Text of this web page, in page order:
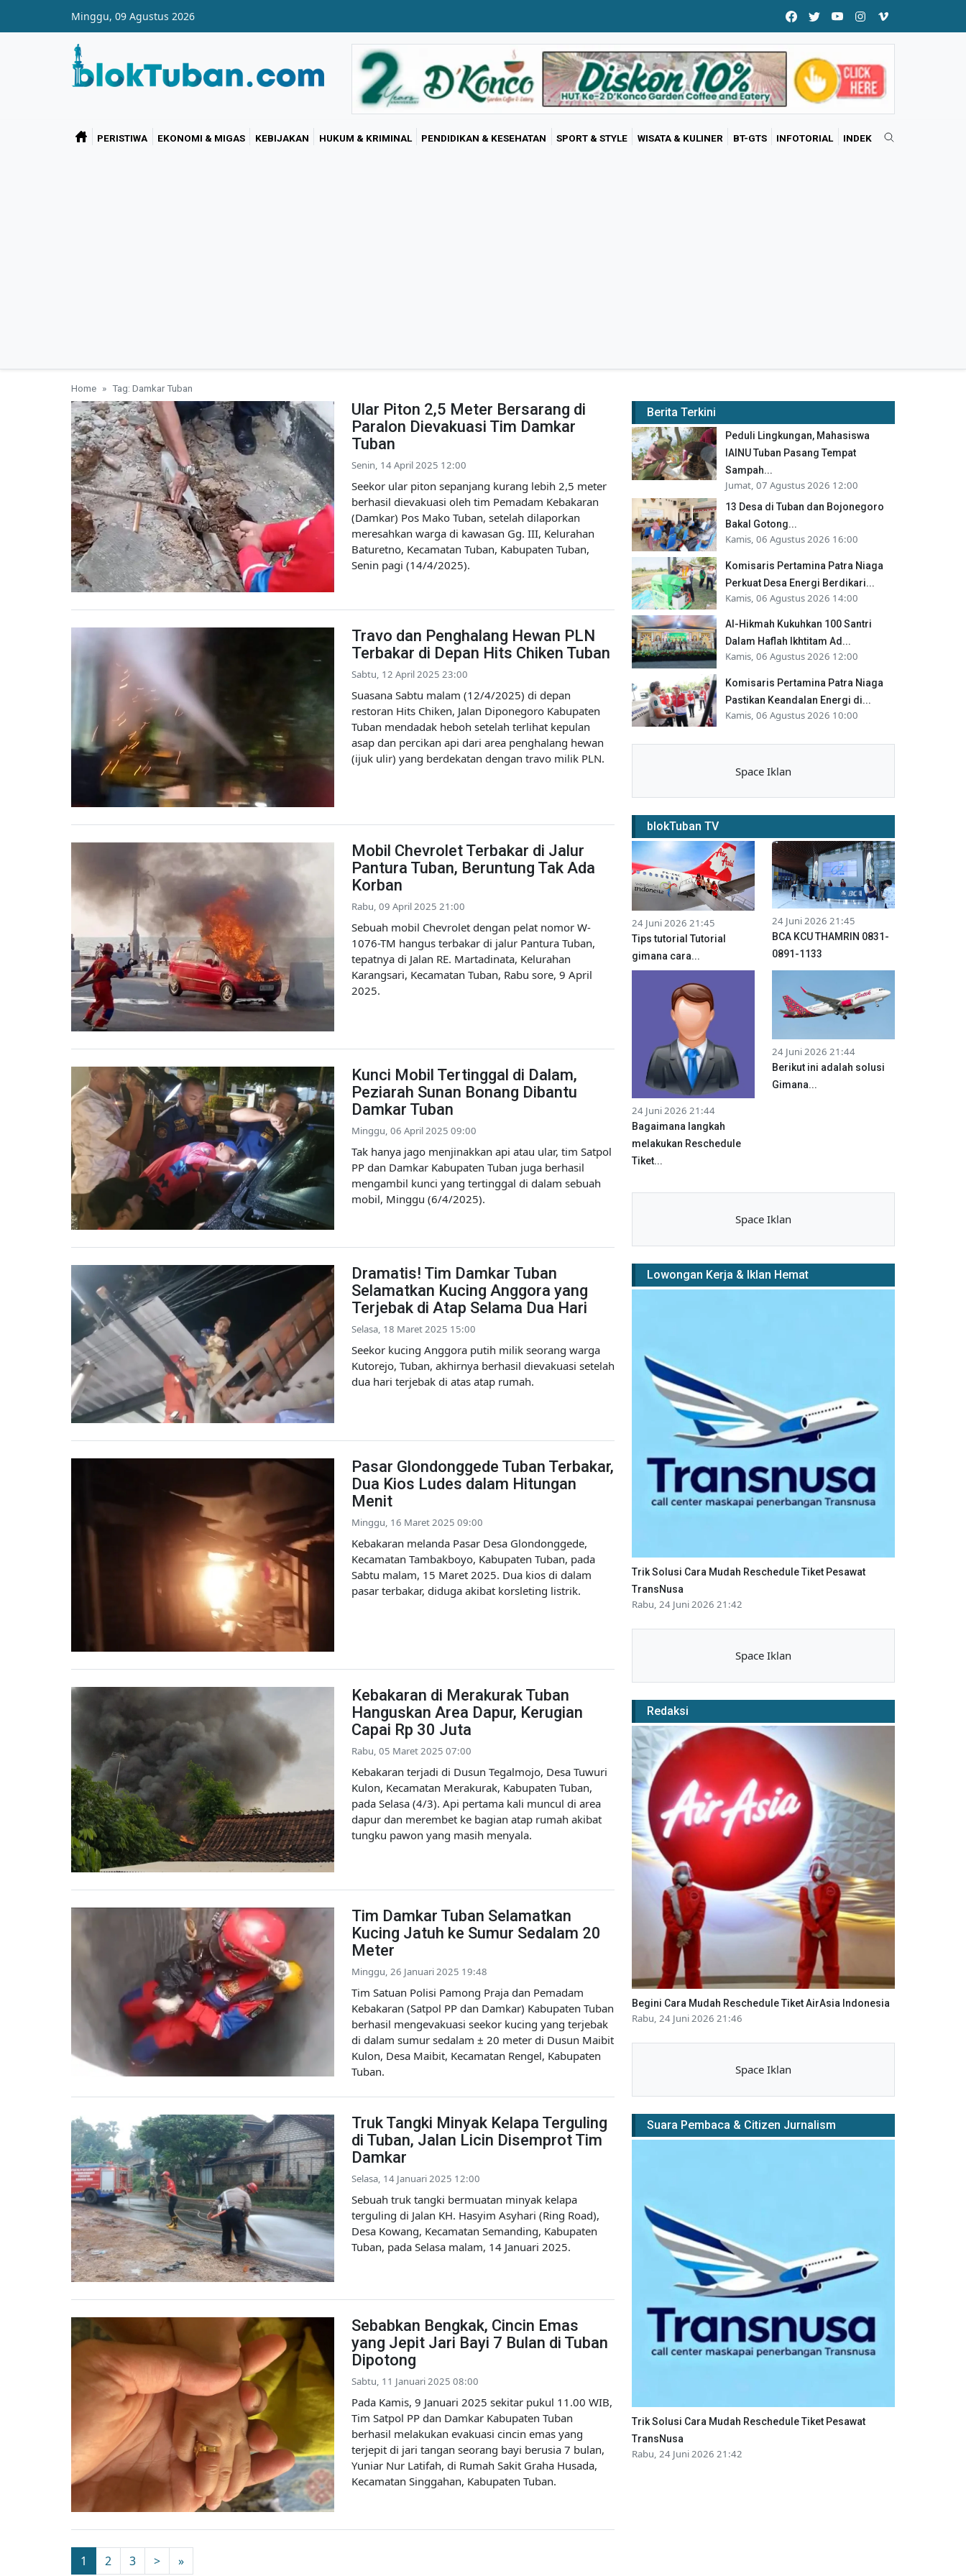
Minggu, 09 Agustus 2026
PERISTIWA EKONOMI & MIGAS KEBIJAKAN HUKUM & KRIMINAL PENDIDIKAN & KESEHATAN SPORT & STYLE WISATA & KULINER BT-GTS INFOTORIAL INDEK
Home Tag: Damkar Tuban
Ular Piton 2,5 Meter Bersarang di
Paralon Dievakuasi Tim Damkar
Tuban
Senin, 14 April 2025 12:00
Seekor ular piton sepanjang kurang lebih 2,5 meter
berhasil dievakuasi oleh tim Pemadam Kebakaran
(Damkar) Pos Mako Tuban, setelah dilaporkan
meresahkan warga di kawasan Gg. III, Kelurahan
Baturetno, Kecamatan Tuban, Kabupaten Tuban,
Senin pagi (14/4/2025).
Travo dan Penghalang Hewan PLN
Terbakar di Depan Hits Chiken Tuban
Sabtu, 12 April 2025 23:00
Suasana Sabtu malam (12/4/2025) di depan
restoran Hits Chiken, Jalan Diponegoro Kabupaten
Tuban mendadak heboh setelah terlihat kepulan
asap dan percikan api dari area penghalang hewan
(ijuk ulir) yang berdekatan dengan travo milik PLN.
Mobil Chevrolet Terbakar di Jalur
Pantura Tuban, Beruntung Tak Ada
Korban
Rabu, 09 April 2025 21:00
Sebuah mobil Chevrolet dengan pelat nomor W-
1076-TM hangus terbakar di jalur Pantura Tuban,
tepatnya di Jalan RE. Martadinata, Kelurahan
Karangsari, Kecamatan Tuban, Rabu sore, 9 April
2025.
Kunci Mobil Tertinggal di Dalam,
Peziarah Sunan Bonang Dibantu
Damkar Tuban
Minggu, 06 April 2025 09:00
Tak hanya jago menjinakkan api atau ular, tim Satpol
PP dan Damkar Kabupaten Tuban juga berhasil
mengambil kunci yang tertinggal di dalam sebuah
mobil, Minggu (6/4/2025).
Dramatis! Tim Damkar Tuban
Selamatkan Kucing Anggora yang
Terjebak di Atap Selama Dua Hari
Selasa, 18 Maret 2025 15:00
Seekor kucing Anggora putih milik seorang warga
Kutorejo, Tuban, akhirnya berhasil dievakuasi setelah
dua hari terjebak di atas atap rumah.
Pasar Glondonggede Tuban Terbakar,
Dua Kios Ludes dalam Hitungan
Menit
Minggu, 16 Maret 2025 09:00
Kebakaran melanda Pasar Desa Glondonggede,
Kecamatan Tambakboyo, Kabupaten Tuban, pada
Sabtu malam, 15 Maret 2025. Dua kios di dalam
pasar terbakar, diduga akibat korsleting listrik.
Kebakaran di Merakurak Tuban
Hanguskan Area Dapur, Kerugian
Capai Rp 30 Juta
Rabu, 05 Maret 2025 07:00
Kebakaran terjadi di Dusun Tegalmojo, Desa Tuwuri
Kulon, Kecamatan Merakurak, Kabupaten Tuban,
pada Selasa (4/3). Api pertama kali muncul di area
dapur dan merembet ke bagian atap rumah akibat
tungku pawon yang masih menyala.
Tim Damkar Tuban Selamatkan
Kucing Jatuh ke Sumur Sedalam 20
Meter
Minggu, 26 Januari 2025 19:48
Tim Satuan Polisi Pamong Praja dan Pemadam
Kebakaran (Satpol PP dan Damkar) Kabupaten Tuban
berhasil mengevakuasi seekor kucing yang terjebak
di dalam sumur sedalam ± 20 meter di Dusun Maibit
Kulon, Desa Maibit, Kecamatan Rengel, Kabupaten
Tuban.
Truk Tangki Minyak Kelapa Terguling
di Tuban, Jalan Licin Disemprot Tim
Damkar
Selasa, 14 Januari 2025 12:00
Sebuah truk tangki bermuatan minyak kelapa
terguling di Jalan KH. Hasyim Asyhari (Ring Road),
Desa Kowang, Kecamatan Semanding, Kabupaten
Tuban, pada Selasa malam, 14 Januari 2025.
Sebabkan Bengkak, Cincin Emas
yang Jepit Jari Bayi 7 Bulan di Tuban
Dipotong
Sabtu, 11 Januari 2025 08:00
Pada Kamis, 9 Januari 2025 sekitar pukul 11.00 WIB,
Tim Satpol PP dan Damkar Kabupaten Tuban
berhasil melakukan evakuasi cincin emas yang
terjepit di jari tangan seorang bayi berusia 7 bulan,
Yuniar Nur Latifah, di Rumah Sakit Graha Husada,
Kecamatan Singgahan, Kabupaten Tuban.
1 2 3 > »
Berita Terkini
Peduli Lingkungan, Mahasiswa
IAINU Tuban Pasang Tempat
Sampah...
Jumat, 07 Agustus 2026 12:00
13 Desa di Tuban dan Bojonegoro
Bakal Gotong...
Kamis, 06 Agustus 2026 16:00
Komisaris Pertamina Patra Niaga
Perkuat Desa Energi Berdikari...
Kamis, 06 Agustus 2026 14:00
Al-Hikmah Kukuhkan 100 Santri
Dalam Haflah Ikhtitam Ad...
Kamis, 06 Agustus 2026 12:00
Komisaris Pertamina Patra Niaga
Pastikan Keandalan Energi di...
Kamis, 06 Agustus 2026 10:00
Space Iklan
blokTuban TV
24 Juni 2026 21:45
Tips tutorial Tutorial
gimana cara...
24 Juni 2026 21:45
BCA KCU THAMRIN 0831-
0891-1133
24 Juni 2026 21:44
Bagaimana langkah
melakukan Reschedule
Tiket...
24 Juni 2026 21:44
Berikut ini adalah solusi
Gimana...
Space Iklan
Lowongan Kerja & Iklan Hemat
Trik Solusi Cara Mudah Reschedule Tiket Pesawat
TransNusa
Rabu, 24 Juni 2026 21:42
Space Iklan
Redaksi
Begini Cara Mudah Reschedule Tiket AirAsia Indonesia
Rabu, 24 Juni 2026 21:46
Space Iklan
Suara Pembaca & Citizen Jurnalism
Trik Solusi Cara Mudah Reschedule Tiket Pesawat
TransNusa
Rabu, 24 Juni 2026 21:42